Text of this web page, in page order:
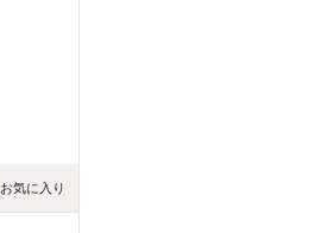
お気に入り